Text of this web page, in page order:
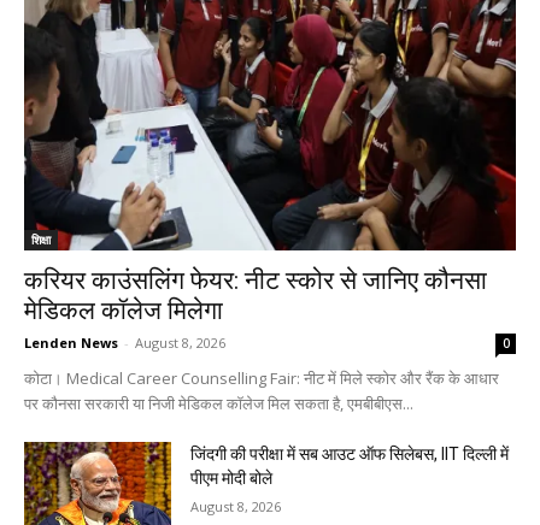
शिक्षा
करियर काउंसलिंग फेयर: नीट स्कोर से जानिए कौनसा
मेडिकल कॉलेज मिलेगा
Lenden News - August 8, 2026 0
कोटा। Medical Career Counselling Fair: नीट में मिले स्कोर और रैंक के आधार
पर कौनसा सरकारी या निजी मेडिकल कॉलेज मिल सकता है, एमबीबीएस...
जिंदगी की परीक्षा में सब आउट ऑफ सिलेबस, IIT दिल्ली में
पीएम मोदी बोले
August 8, 2026